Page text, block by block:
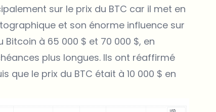
sur le prix du BTC car il met en
et son énorme influence sur
à 65 000 $ et 70 000 $, en
plus longues. Ils ont réaffirmé
que le prix du BTC était à 10 000 $ en